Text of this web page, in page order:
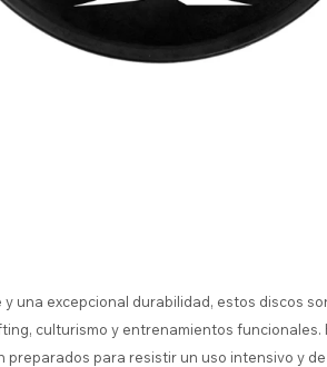
una excepcional durabilidad, estos discos
culturismo y entrenamientos
preparados para resistir un uso intensivo y